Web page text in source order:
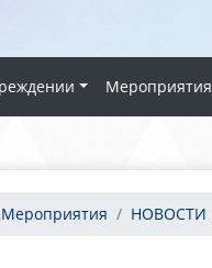
Мероприятия
Мероприятия НОВОСТИ